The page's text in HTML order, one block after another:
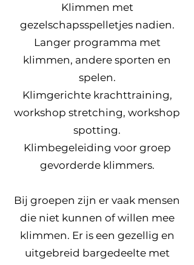
Klimmen met
gezelschapsspelletjes nadien.
Langer programma met
klimmen, andere sporten en
spelen.
Klimgerichte krachttraining,
workshop stretching, workshop
spotting.
Klimbegeleiding voor groep
gevorderde klimmers.
Bij groepen zijn er vaak mensen
die niet kunnen of willen mee
klimmen. Er is een gezellig en
uitgebreid bargedeelte met